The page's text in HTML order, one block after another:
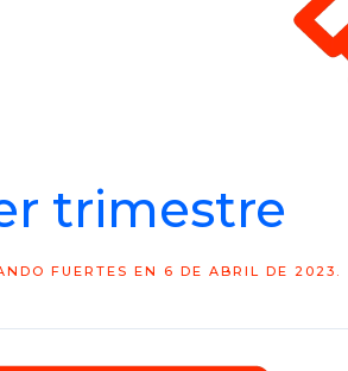
trimestre
FUERTES EN 6 DE ABRIL DE 2023 .